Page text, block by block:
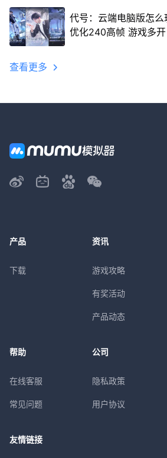
代号：云端电脑版怎
优化240高帧 游戏多
查看更多
产品
下载
资讯
游戏攻略
有奖活动
产品动态
帮助
在线客服
常见问题
公司
隐私政策
用户协议
友情链接